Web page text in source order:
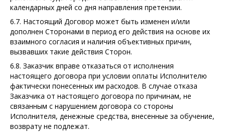
календарных дней со дня направления претензии.
6.7. Настоящий Договор может быть изменен и/или
дополнен Сторонами в период его действия на основе их
взаимного согласия и наличия объективных причин,
вызвавших такие действия Сторон.
6.8. Заказчик вправе отказаться от исполнения
настоящего договора при условии оплаты Исполнителю
фактически понесенных им расходов. В случае отказа
Заказчика от настоящего договора по причинам, не
связанным с нарушением договора со стороны
Исполнителя, денежные средства, внесенные за обучение,
возврату не подлежат.